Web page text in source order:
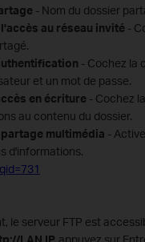
- Nom du dossier
au réseau invité-
- Cochez la
et un mot de passe.
en écriture- Cochez
au contenu du dossier.
multimédia -
d'informations.
le serveur FTP est
LAN IP, appuyez sur